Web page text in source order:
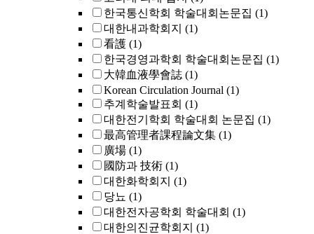
한국통신학회 학술대회논문집 (1)
대한내과학회지 (1)
看護 (1)
한국경영과학회 학술대회논문집 (1)
大韓血液學會誌 (1)
Korean Circulation Journal (1)
추계학술발표회 (1)
대한전기학회 학술대회 논문집 (1)
最高管理者課程論文集 (1)
廣場 (1)
國防과 技術 (1)
대한화학회지 (1)
당뇨 (1)
대한전자공학회 학술대회 (1)
대한의진균학회지 (1)